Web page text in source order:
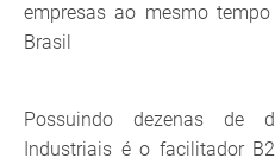
empresas ao mesmo
Brasil
Possuindo dezenas de
Industriais é o facilitador